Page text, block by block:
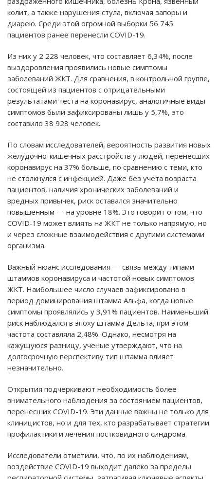
колит, а также нарушения стула, включая запоры и
диарею. Среди этой огромной выборки 56 745
пациентов ранее перенесли COVID-19.
Из них у 2 228 человек, что составляет 6,34%, после
выздоровления проявились новые симптомы
заболеваний ЖКТ. Для сравнения, в контрольной группе,
состоящей из пациентов с отрицательными
результатами теста на коронавирус, аналогичные виды
симптомов были зафиксированы лишь у 5,7%, это
составило 38 928 человек.
По словам исследователей, вероятность развития новых
желудочно-кишечных расстройств у людей, перенесших
коронавирус на 37% больше, по сравнению с теми, кто
не столкнулся с инфекцией. Даже без учета возраста
пациентов, наличия хронических заболеваний и
вредных привычек, риск оставался значительно
повышенным — на уровне 18%. Это говорит о том, что
COVID-19 может влиять на ЖКТ не только напрямую, но
и через сложные взаимодействия с другими системами
организма.
Важный нюанс исследования — связь между типами
штаммов коронавируса и частотой новых симптомов
ЖКТ. Наибольшее число случаев зафиксировано в
период доминирования штамма Альфа, когда новые
симптомы проявлялись у 3,91% пациентов. Наименьший
риск наблюдался в эпоху штамма Дельта, при этом
частота составляла 2,48%. Однако, несмотря на
кажущуюся разницу, ученые утверждают, что на
долгосрочную перспективу тип штамма влияет
незначительно.
Открытия подчеркивают необходимость более
внимательного наблюдения за состоянием пациентов,
перенесших COVID-19. Эти данные важны не только для
клиницистов, но и для тех, кто разрабатывает стратегии
профилактики и лечения постковидного синдрома.
Исследователи отметили, что, по их наблюдениям,
воздействие COVID-19 выходит далеко за пределы